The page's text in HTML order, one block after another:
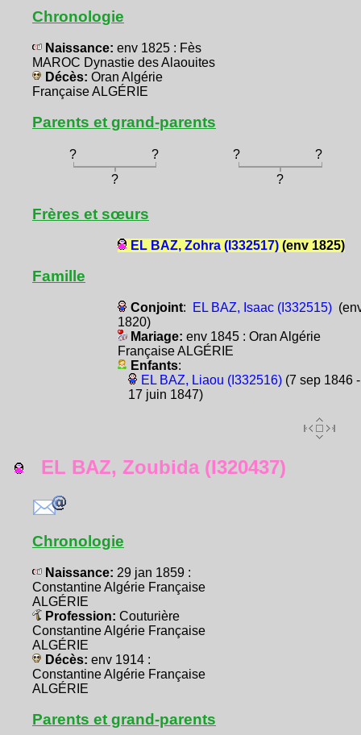
Chronologie
Naissance: env 1825 : Fès
MAROC Dynastie des Alaouites
Décès: Oran Algérie
Française ALGÉRIE
Parents et grand-parents
? ? ?
?
?
?
Frères et sœurs
EL BAZ, Zohra (I332517)(env 1825)
Famille
Conjoint: EL BAZ, Isaac (I332515)
1820)
Mariage: env 1845 : Oran Algérie
Française ALGÉRIE
Enfants:
EL BAZ, Liaou (I332516)(7 sep 1846 -
17 juin 1847)
EL BAZ, Zoubida (I320437)
Chronologie
Naissance: 29 jan 1859 :
Constantine Algérie Française
ALGÉRIE
Profession: Couturière
Constantine Algérie Française
ALGÉRIE
Décès: env 1914 :
Constantine Algérie Française
ALGÉRIE
Parents et grand-parents